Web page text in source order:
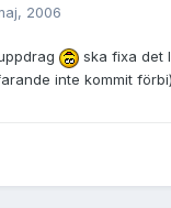
2006
ska fixa det
inte kommit förbi)